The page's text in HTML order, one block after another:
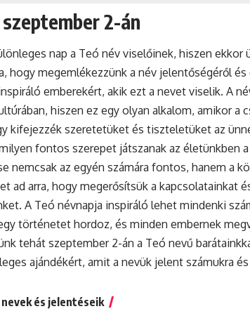
2-án
nap a Teó név viselőinek, hiszen ekkor
hogy megemlékezzünk a név jelentőségéről
emberekért, akik ezt a nevet viselik. A
hiszen ez egy olyan alkalom, amikor a
kifejezzék szeretetüket és tiszteletüket az
fontos szerepet játszanak az életünkben
nemcsak az egyén számára fontos, hanem a
ad arra, hogy megerősítsük a kapcsolatainkat
A Teó névnapja inspiráló lehet mindenki
történetet hordoz, és minden embernek
tehát szeptember 2-án a Teó nevű
ajándékért, amit a nevük jelent számukra
és jelentéseik